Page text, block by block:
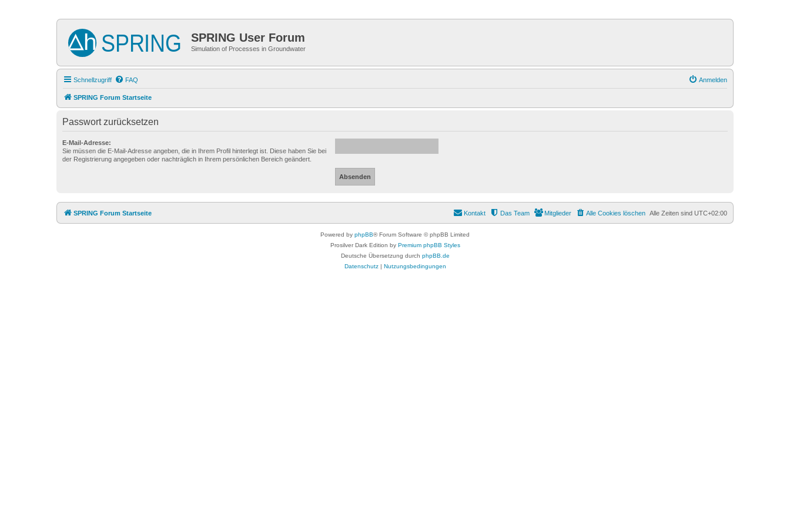
SPRING User Forum
Simulation of Processes in Groundwater
Schnellzugriff FAQ Anmelden
SPRING Forum Startseite
Passwort zurücksetzen
E-Mail-Adresse:
Sie müssen die E-Mail-Adresse angeben, die in Ihrem Profil hinterlegt ist. Diese haben Sie bei
der Registrierung angegeben oder nachträglich in Ihrem persönlichen Bereich geändert.
SPRING Forum Startseite Alle Zeiten sind UTC+02:00
Alle Cookies löschen
Mitglieder
Das Team
Kontakt
Powered by phpBB® Forum Software © phpBB Limited
Prosilver Dark Edition by Premium phpBB Styles
Deutsche Übersetzung durch phpBB.de
Datenschutz| Nutzungsbedingungen